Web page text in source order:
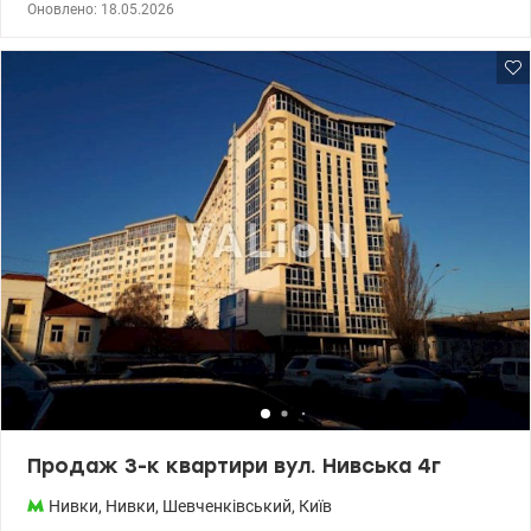
додаткових вкладень. Район з розвиненою соціальною
інфраструктурою. 044 200 10 80 valion.ua/ 1145628
Оновлено: 18.05.2026
Продаж 3-к квартири вул. Нивська 4г
Нивки, Нивки, Шевченківський, Київ